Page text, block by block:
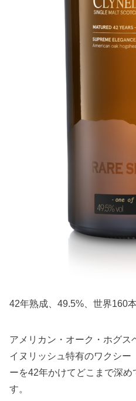
42年熟成、49.5%、世界160
アメリカン・オーク・ホグス
イヌリッシュ特有のワクシー
ーを42年かけてどこまで深
す。